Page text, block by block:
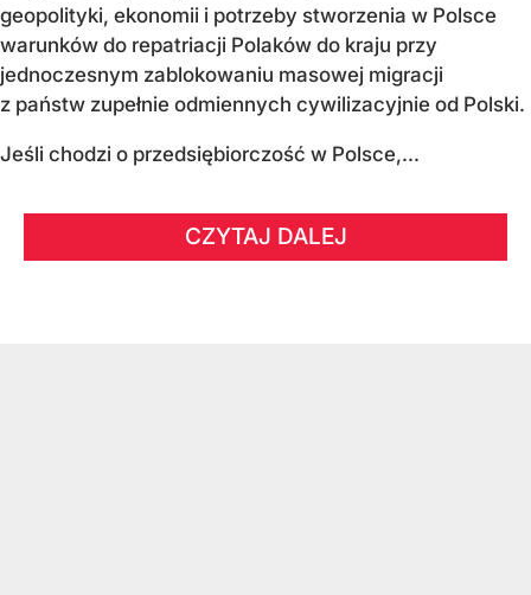
geopolityki, ekonomii i potrzeby stworzenia w Polsce
warunków do repatriacji Polaków do kraju przy
jednoczesnym zablokowaniu masowej migracji
z państw zupełnie odmiennych cywilizacyjnie od Polski.
Jeśli chodzi o przedsiębiorczość w Polsce,...
CZYTAJ DALEJ